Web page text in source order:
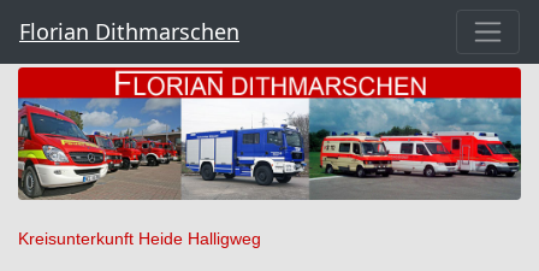
Florian Dithmarschen
Kreisunterkunft Heide Halligweg